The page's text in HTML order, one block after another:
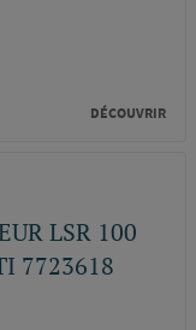
DÉCOUVRIR
LSR 100
7723618